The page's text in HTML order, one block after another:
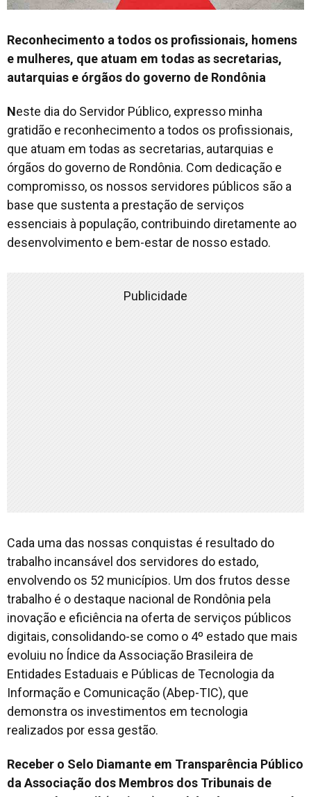
Reconhecimento a todos os profissionais, homens
e mulheres, que atuam em todas as secretarias,
autarquias e órgãos do governo de Rondônia
Neste dia do Servidor Público, expresso minha
gratidão e reconhecimento a todos os profissionais,
que atuam em todas as secretarias, autarquias e
órgãos do governo de Rondônia. Com dedicação e
compromisso, os nossos servidores públicos são a
base que sustenta a prestação de serviços
essenciais à população, contribuindo diretamente ao
desenvolvimento e bem-estar de nosso estado.
Publicidade
Cada uma das nossas conquistas é resultado do
trabalho incansável dos servidores do estado,
envolvendo os 52 municípios. Um dos frutos desse
trabalho é o destaque nacional de Rondônia pela
inovação e eficiência na oferta de serviços públicos
digitais, consolidando-se como o 4º estado que mais
evoluiu no Índice da Associação Brasileira de
Entidades Estaduais e Públicas de Tecnologia da
Informação e Comunicação (Abep-TIC), que
demonstra os investimentos em tecnologia
realizados por essa gestão.
Receber o Selo Diamante em Transparência Público
da Associação dos Membros dos Tribunais de